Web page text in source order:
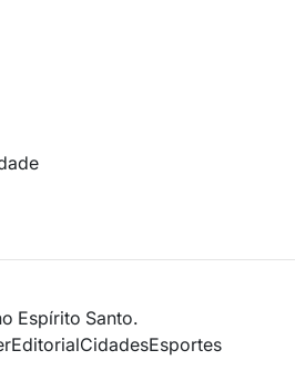
Espírito Santo.
EditorialCidadesEsportes